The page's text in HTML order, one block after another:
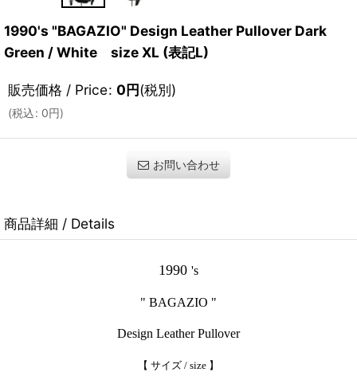
1990's "BAGAZIO" Design Leather Pullover Dark
Green / White size XL (表記L)
販売価格 / Price: 0円(税別)
(税込: 0円)
お問い合わせ
商品詳細 / Details
1990 's
" BAGAZIO "
Design Leather Pullover
【 サイズ / size 】